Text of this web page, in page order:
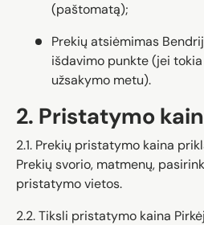
(paštomatą);
Prekių atsiėmimas
išdavimo punkte (jei
užsakymo metu).
2. Pristatymo
2.1. Prekių pristatymo kaina
Prekių svorio, matmenų,
pristatymo vietos.
2.2. Tiksli pristatymo kaina